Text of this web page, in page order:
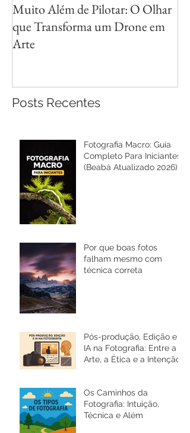
Muito Além de Pilotar: O Olhar
que Transforma um Drone em
Arte
Posts Recentes
Fotografia Macro: Guia
Completo Para Iniciantes
(Beabá Atualizado 2026)
Por que boas fotos
falham mesmo com
técnica correta
Pós-produção, Edição e
IA na Fotografia: Entre a
Arte, a Ética e a Intenção
Os Caminhos da
Fotografia: Intuição,
Técnica e Além